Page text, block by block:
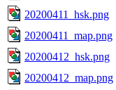
20200411_hsk.png
20200411_map.png
20200412_hsk.png
20200412_map.png